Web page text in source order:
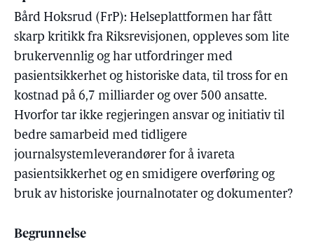
Bård Hoksrud (FrP): Helseplattformen har fått
skarp kritikk fra Riksrevisjonen, oppleves som lite
brukervennlig og har utfordringer med
pasientsikkerhet og historiske data, til tross for en
kostnad på 6,7 milliarder og over 500 ansatte.
Hvorfor tar ikke regjeringen ansvar og initiativ til
bedre samarbeid med tidligere
journalsystemleverandører for å ivareta
pasientsikkerhet og en smidigere overføring og
bruk av historiske journalnotater og dokumenter?
Begrunnelse